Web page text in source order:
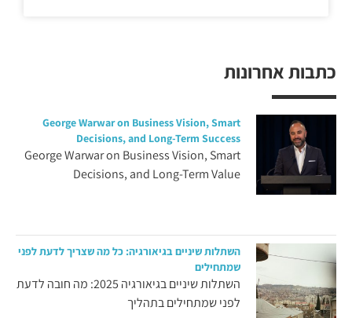
כתבות אחרונות
George Warwar on Business Vision, Smart
Decisions, and Long-Term Success
George Warwar on Business Vision, Smart
Decisions, and Long-Term Value
השתלות שיניים בגיאורגיה: כל מה שצריך לדעת לפני
שמתחילים
השתלות שיניים בגיאורגיה 2025: מה חובה לדעת
לפני שמתחילים בתהליך